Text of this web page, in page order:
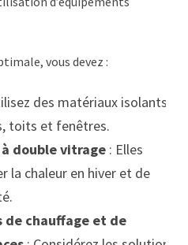
vous devez :
des matériaux isolants
toits et fenêtres.
double vitrage : Elles
la chaleur en hiver et de
de chauffage et de